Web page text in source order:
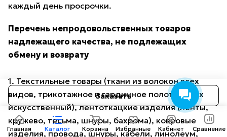
Заказать
каждый день просрочки.
Перечень непродовольственных товаров
надлежащего качества, не подлежащих
обмену и возврату
1. Текстильные товары (ткани из волокон всех
видов, трикотажное и гардинное полотно, мех
искусственный), лентоткацкие изделия (ленты,
кружево, тесьма, шнуры, бахрома), ковровые
изделия, провода, шнуры, кабели, линолеум,
Главная Каталог Корзина Избранные Кабинет Сравнение